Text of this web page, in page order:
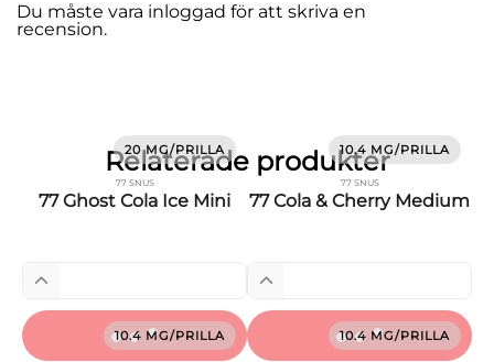
Du måste vara inloggad för att skriva en
recension.
Relaterade produkter
20 MG/PRILLA
77 SNUS
77 Ghost Cola Ice Mini
10.4 MG/PRILLA
77 SNUS
77 Cola & Cherry Medium
10.4 MG/PRILLA 10.4 MG/PRILLA